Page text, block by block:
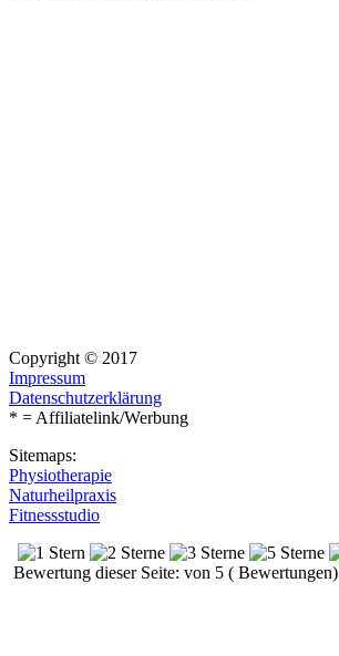
Copyright © 2017
Impressum
Datenschutzerklärung
* = Affiliatelink/Werbung
Sitemaps:
Physiotherapie
Naturheilpraxis
Fitnessstudio
Bewertung dieser Seite: von 5 ( Bewertungen)